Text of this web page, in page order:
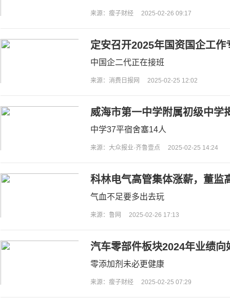
来源：瘦子财经 2025-02-26 09:17
定安召开2025年国资国企工作
中国企二代正在接班
来源：消费日报网 2025-02-25 12:02
威海市第一中学附属初级中学
行
中学37平宿舍塞14人
来源：大众报业·齐鲁壹点 2025-02-25 14:24
科林电气高管集体涨薪，董监
气血不足要多出去玩
来源：鲁网 2025-02-26 17:13
汽车零部件板块2024年业绩
零添加剂未必更健康
来源：瘦子财经 2025-02-25 07:29